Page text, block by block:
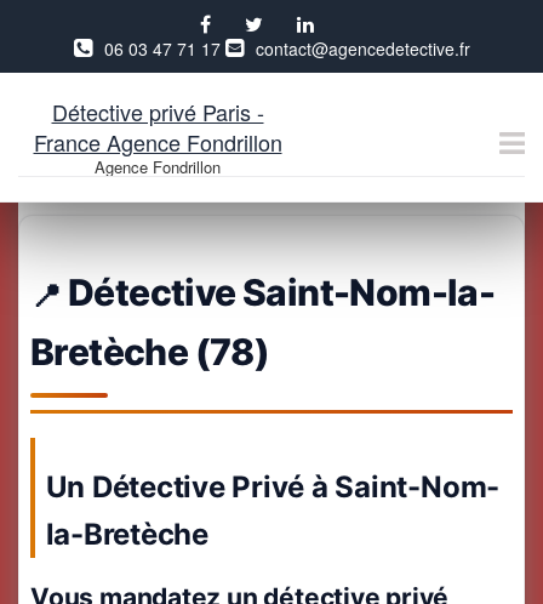
Aller
contenu
06 03 47 71 17 contact@agencedetective.fr
Détective privé Paris -
France Agence Fondrillon
Agence Fondrillon
Détective Saint-Nom-la-
Bretèche (78)
Un Détective Privé à Saint-Nom-
la-Bretèche
Vous mandatez un détective privé